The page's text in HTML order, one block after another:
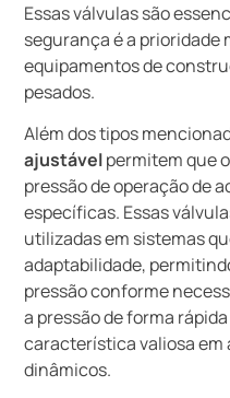
Essas válvulas são
segurança é a prioridade
equipamentos de
pesados.
Além dos tipos
ajustávelpermitem que
pressão de operação de
específicas. Essas
utilizadas em sistemas
adaptabilidade,
pressão conforme
a pressão de forma
característica valiosa
dinâmicos.